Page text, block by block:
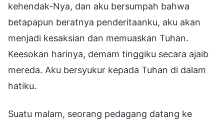
kehendak-Nya, dan aku bersumpah bahwa
betapapun beratnya penderitaanku, aku akan
menjadi kesaksian dan memuaskan Tuhan.
Keesokan harinya, demam tinggiku secara ajaib
mereda. Aku bersyukur kepada Tuhan di dalam
hatiku.
Suatu malam, seorang pedagang datang ke